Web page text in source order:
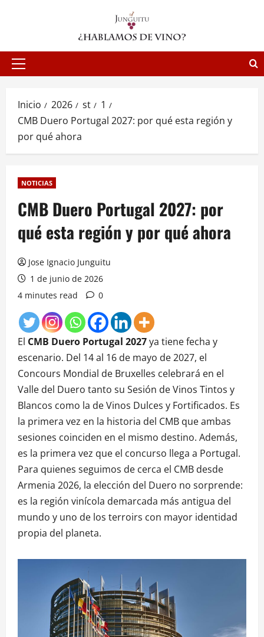
Menú
Inicio 2026 st
1
CMB Duero Portugal 2027: por qué esta región y
por qué ahora
NOTICIAS
CMB Duero Portugal 2027: por
qué esta región y por qué ahora
Jose Ignacio Junguitu
1 de junio de 2026
4 minutes read
0
El CMB Duero Portugal 2027ya tiene fecha y
escenario. Del 14 al 16 de mayo de 2027, el
Concours Mondial de Bruxelles celebrará en el
Valle del Duero tanto su Sesión de Vinos Tintos y
Blancos como la de Vinos Dulces y Fortificados. Es
la primera vez en la historia del CMB que ambas
sesiones coinciden en el mismo destino. Además,
es la primera vez que el concurso llega a Portugal.
Para quienes seguimos de cerca el CMB desde
Armenia 2026, la elección del Duero no sorprende:
es la región vinícola demarcada más antigua del
mundo y uno de los terroirs con mayor identidad
propia del planeta.